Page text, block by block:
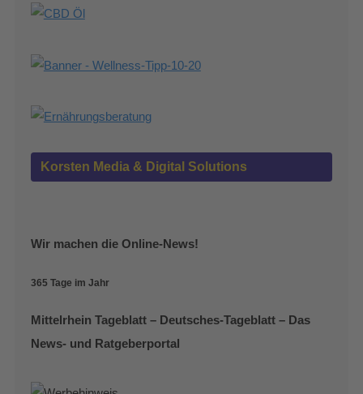
Korsten Media & Digital Solutions
Wir machen die Online-News!
365 Tage im Jahr
Mittelrhein Tageblatt – Deutsches-Tageblatt – Das
News- und Ratgeberportal